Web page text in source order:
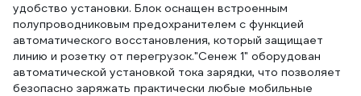
удобство установки. Блок оснащен встроенным
полупроводниковым предохранителем с функцией
автоматического восстановления, который защищает
линию и розетку от перегрузок."Сенеж 1" оборудован
автоматической установкой тока зарядки, что позволяет
безопасно заряжать практически любые мобильные